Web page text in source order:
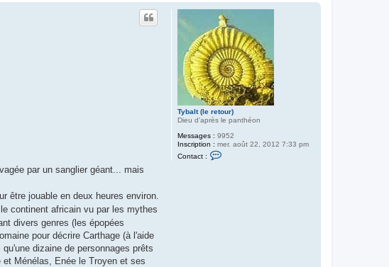
Tybalt (le retour)
Dieu d'après le panthéon
Messages : 9952
Inscription : mer. août 22, 2012 7:33 pm
Contact :
par un sanglier géant... mais
être jouable en deux heures environ.
continent africain vu par les mythes
divers genres (les épopées
pour décrire Carthage (à l'aide
dizaine de personnages prêts
Ménélas, Enée le Troyen et ses